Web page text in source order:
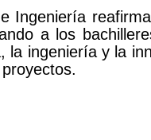
Ingeniería
a los
la ingeniería y la